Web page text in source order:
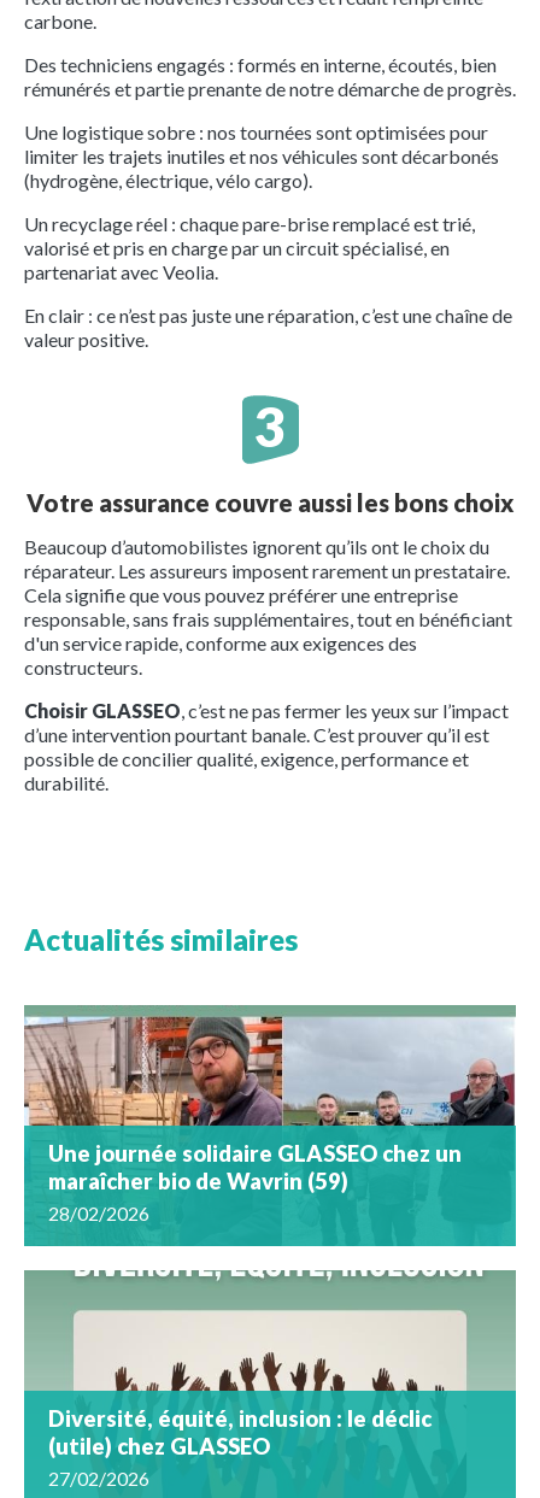
carbone.
Des techniciens engagés : formés en interne, écoutés, bien
rémunérés et partie prenante de notre démarche de progrès.
Une logistique sobre : nos tournées sont optimisées pour
limiter les trajets inutiles et nos véhicules sont décarbonés
(hydrogène, électrique, vélo cargo).
Un recyclage réel : chaque pare-brise remplacé est trié,
valorisé et pris en charge par un circuit spécialisé, en
partenariat avec Veolia.
En clair : ce n’est pas juste une réparation, c’est une chaîne de
valeur positive.
Votre assurance couvre aussi les bons choix
Beaucoup d’automobilistes ignorent qu’ils ont le choix du
réparateur. Les assureurs imposent rarement un prestataire.
Cela signifie que vous pouvez préférer une entreprise
responsable, sans frais supplémentaires, tout en bénéficiant
d'un service rapide, conforme aux exigences des
constructeurs.
Choisir GLASSEO , c’est ne pas fermer les yeux sur l’impact
d’une intervention pourtant banale. C’est prouver qu’il est
possible de concilier qualité, exigence, performance et
durabilité.
Actualités similaires
Une journée solidaire GLASSEO chez un
maraîcher bio de Wavrin (59)
28/02/2026
Diversité, équité, inclusion : le déclic
(utile) chez GLASSEO
27/02/2026